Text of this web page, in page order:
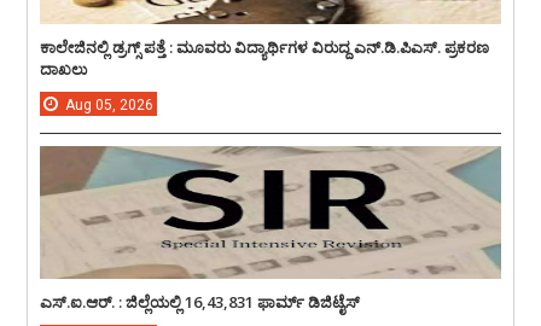
ಕಾಲೇಜಿನಲ್ಲಿ ಡ್ರಗ್ಸ್ ಪತ್ತೆ : ಮೂವರು ವಿದ್ಯಾರ್ಥಿಗಳ ವಿರುದ್ದ ಎನ್.ಡಿ.ಪಿಎಸ್. ಪ್ರಕರಣ
ದಾಖಲು
Aug 05, 2026
ಎಸ್.ಐ.ಆರ್. : ಜಿಲ್ಲೆಯಲ್ಲಿ 16,43,831 ಫಾರ್ಮ್ ಡಿಜಿಟೈಸ್